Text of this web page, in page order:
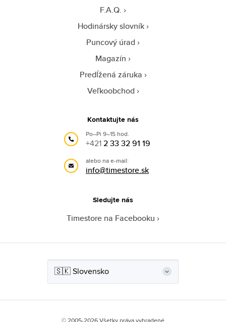
F.A.Q.
Hodinársky slovník
Puncový úrad
Magazín
Predĺžená záruka
Veľkoobchod
Kontaktujte nás
Po–Pi 9–15 hod.
+4212 33 32 91 19
alebo na e-mail:
info@timestore.sk
Sledujte nás
Timestore na Facebooku
© 2005-2026 Všetky práva vyhradené